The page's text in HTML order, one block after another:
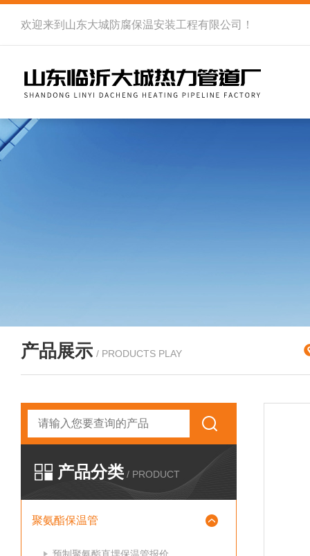
欢迎来到 山东大城防腐保温安装工程有限公司 ！
产品展示 / PRODUCTS PLAY
产品分类 / PRODUCT
聚氨酯保温管